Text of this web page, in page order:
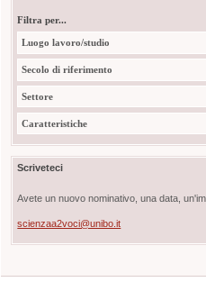
Filtra per...
Luogo lavoro/studio
Secolo di riferimento
Settore
Caratteristiche
Scriveteci
Avete un nuovo nominativo, una data,
scienzaa2voci@unibo.it